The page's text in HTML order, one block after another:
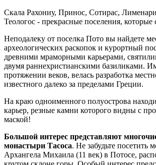
Скала Рахониу, Принос, Сотирас,
Теологос - прекрасные поселения, которые
Неподалеку от поселка Пото вы найдете
археологических раскопок и курортный
древними мраморными карьерами,
двумя раннехристианскими базиликами.
протяжении веков, велась разработка
известного далеко за пределами Греции.
На краю одноименного полуострова
карьер, резные камни которого видны с
маской!
Большой интерес представляют
монастыри Тасоса. Не забудьте посетить
Архангела Михаила (11 век) в Потосе,